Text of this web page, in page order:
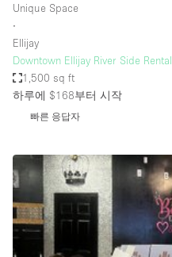
Apartment / Loft
Atelier / Workshop Studio
Boat
Boutique / Shop
Conference Room
Container
Creative Space
Unique Space
∙
Ellijay
Downtown Ellijay River Side Rental
1,500 sq ft
하루에 $168부터 시작
빠른 응답자